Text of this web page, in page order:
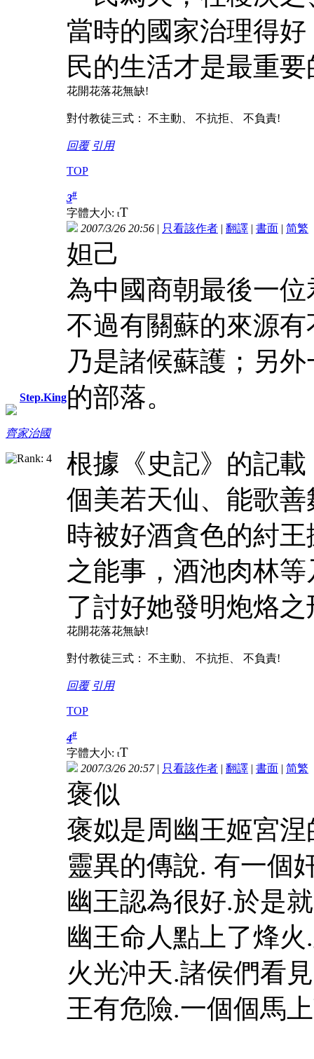
當時的國家治理得
民的生活才是最重
花開花落花無缺!
對付教徒三式： 不主動、 不抗拒、 不負責!
回覆 引用
TOP
Step.King
齊家治國
3#
字體大小: tT
2007/3/26 20:56 | 只看該作者 | 翻譯 | 書面 | 简繁
妲己
為中國商朝最後一
不過有關蘇的來源
乃是諸候蘇護；另
的部落。
根據《史記》的記
個美若天仙、能歌
時被好酒貪色的紂
之能事，酒池肉林
了討好她發明炮烙
花開花落花無缺!
對付教徒三式： 不主動、 不抗拒、 不負責!
回覆 引用
TOP
4#
字體大小: tT
2007/3/26 20:57| 只看該作者 | 翻譯 | 書面 | 简繁
褒似
褒姒是周幽王姬宮
靈異的傳說. 有一個
幽王認為很好.於是
幽王命人點上了烽
火光沖天.諸侯們看
王有危險.一個個馬